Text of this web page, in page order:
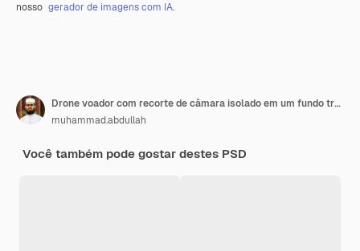
nosso gerador de imagens com IA.
Drone voador com recorte de câmara isolado em um fundo transparente
muhammad.abdullah
Você também pode gostar destes PSD